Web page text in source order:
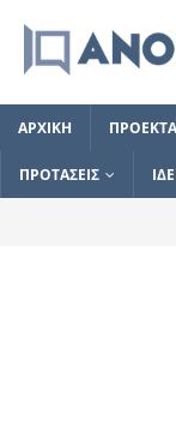
ΑΡΧΙΚΗ
ΠΡΟΤΑΣΕΙΣ